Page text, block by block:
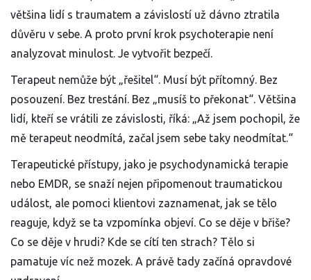
většina lidí s traumatem a závislostí už dávno ztratila
důvěru v sebe. A proto první krok psychoterapie není
analyzovat minulost. Je vytvořit bezpečí.
Terapeut nemůže být „řešitel“. Musí být přítomný. Bez
posouzení. Bez trestání. Bez „musíš to překonat“. Většina
lidí, kteří se vrátili ze závislosti, říká: „Až jsem pochopil, že
mě terapeut neodmítá, začal jsem sebe taky neodmítat.“
Terapeutické přístupy, jako je psychodynamická terapie
nebo EMDR, se snaží nejen připomenout traumatickou
událost, ale pomoci klientovi zaznamenat, jak se tělo
reaguje, když se ta vzpomínka objeví. Co se děje v břiše?
Co se děje v hrudi? Kde se cítí ten strach? Tělo si
pamatuje víc než mozek. A právě tady začíná opravdové